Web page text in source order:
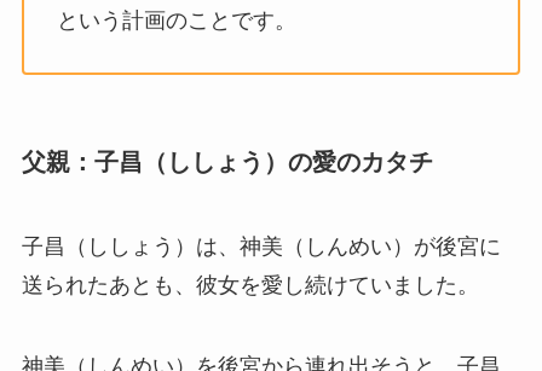
という計画のことです。
父親：子昌（ししょう）の愛のカタチ
子昌（ししょう）は、神美（しんめい）が後宮に
送られたあとも、彼女を愛し続けていました。